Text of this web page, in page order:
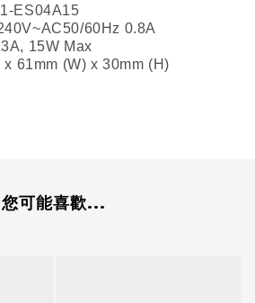
ES04A15
60Hz 0.8A
15W Max
x 61mm (W) x 30mm (H)
您可能喜歡...